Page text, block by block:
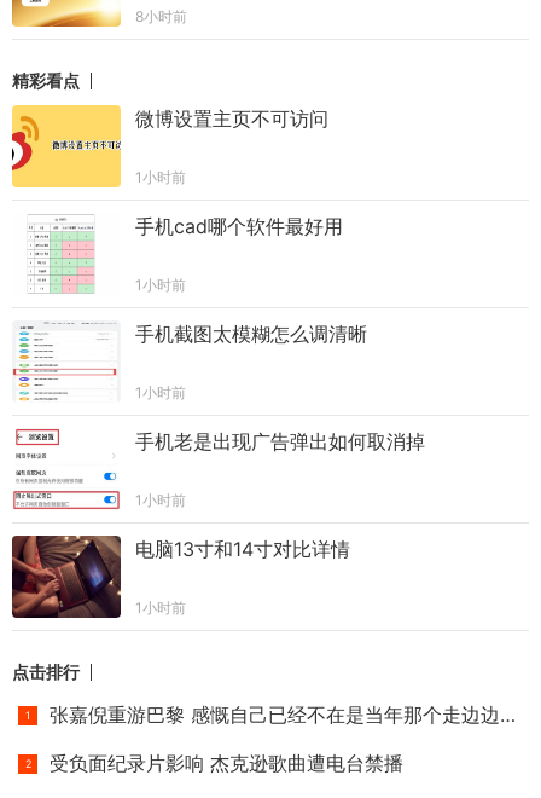
8小时前
精彩看点
微博设置主页不可访问
1小时前
手机cad哪个软件最好用
1小时前
手机截图太模糊怎么调清晰
1小时前
手机老是出现广告弹出如何取消掉
1小时前
电脑13寸和14寸对比详情
1小时前
点击排行
张嘉倪重游巴黎 感慨自己已经不在是当年那个走边边的小小姑娘
受负面纪录片影响 杰克逊歌曲遭电台禁播